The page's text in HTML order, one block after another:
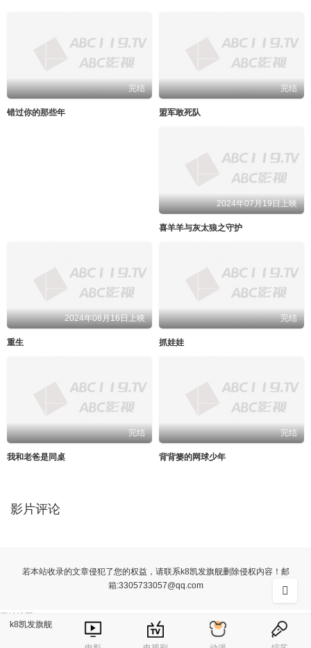
完结
错过你的那些年
完结
盟军敢死队
2024年07月19日上映
喜羊羊与灰太狼之守护
2024年08月16日上映
重生
完结
抓娃娃
完结
我和老爸是同桌
完结
背背篓的网球少年
影片评论
若本站收录的文章侵犯了您的权益，请联系k8凯发旗舰删除侵权内容！邮
箱:3305733057@qq.com
k8凯发旗舰